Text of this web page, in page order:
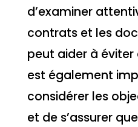
d’examiner
contrats et les
peut aider à éviter
est également
considérer les
et de s’assurer